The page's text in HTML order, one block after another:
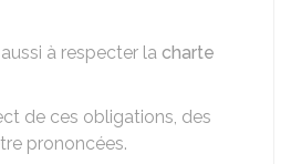
à respecter la charte
de ces obligations, des
prononcées.